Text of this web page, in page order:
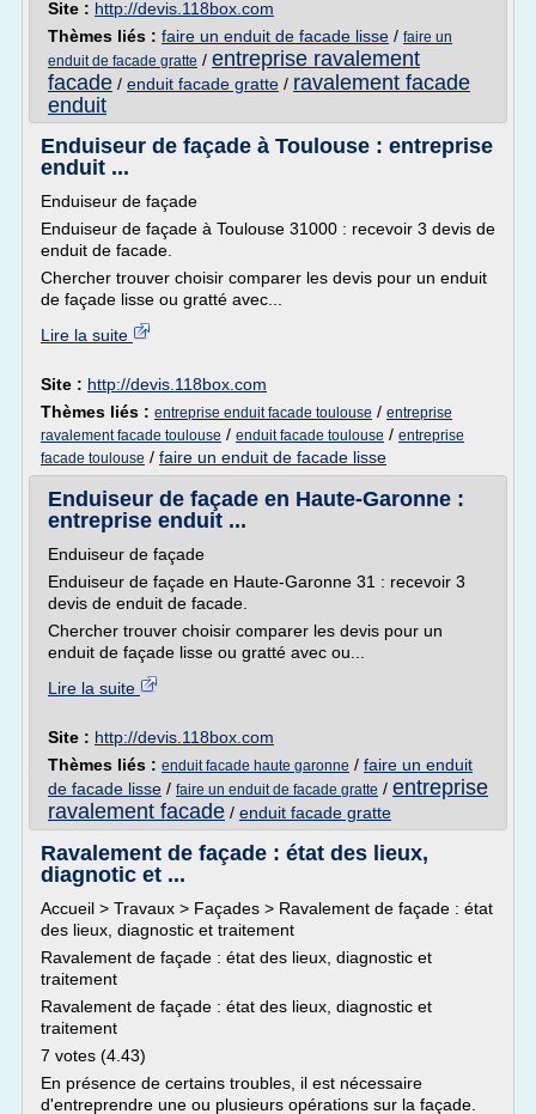
Site : http://devis.118box.com
Thèmes liés : faire un enduit de facade lisse / faire un
enduit de facade gratte / entreprise ravalement
facade / enduit facade gratte / ravalement facade
enduit
Enduiseur de façade à Toulouse : entreprise
enduit ...
Enduiseur de façade
Enduiseur de façade à Toulouse 31000 : recevoir 3 devis de
enduit de facade.
Chercher trouver choisir comparer les devis pour un enduit
de façade lisse ou gratté avec...
Lire la suite
Site : http://devis.118box.com
Thèmes liés : entreprise enduit facade toulouse / entreprise
ravalement facade toulouse / enduit facade toulouse / entreprise
facade toulouse / faire un enduit de facade lisse
Enduiseur de façade en Haute-Garonne :
entreprise enduit ...
Enduiseur de façade
Enduiseur de façade en Haute-Garonne 31 : recevoir 3
devis de enduit de facade.
Chercher trouver choisir comparer les devis pour un
enduit de façade lisse ou gratté avec ou...
Lire la suite
Site : http://devis.118box.com
Thèmes liés : enduit facade haute garonne / faire un enduit
de facade lisse / faire un enduit de facade gratte / entreprise
ravalement facade / enduit facade gratte
Ravalement de façade : état des lieux,
diagnotic et ...
Accueil > Travaux > Façades > Ravalement de façade : état
des lieux, diagnostic et traitement
Ravalement de façade : état des lieux, diagnostic et
traitement
Ravalement de façade : état des lieux, diagnostic et
traitement
7 votes (4.43)
En présence de certains troubles, il est nécessaire
d'entreprendre une ou plusieurs opérations sur la façade.